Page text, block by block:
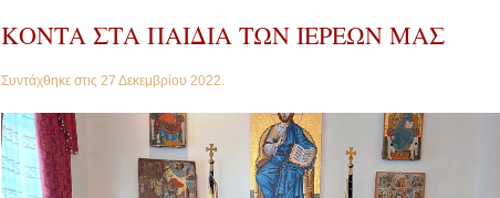
ΚΟΝΤΑ ΣΤΑ ΠΑΙΔΙΑ ΤΩΝ ΙΕΡΕΩΝ ΜΑΣ
Συντάχθηκε στις 27 Δεκεμβρίου 2022